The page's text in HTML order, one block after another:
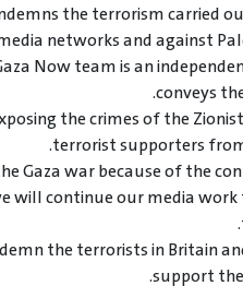
the terrorism carried
networks and against
Now team is an
conveys
the crimes of the
terrorist supporters
Gaza war because of the
will continue our media
the terrorists in Britain
support